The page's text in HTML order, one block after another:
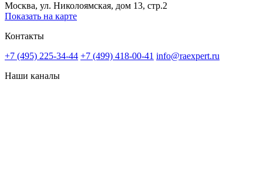
Москва, ул. Николоямская, дом 13, стр.2
Показать на карте
Контакты
+7 (495) 225-34-44 +7 (499) 418-00-41 info@raexpert.ru
Наши каналы